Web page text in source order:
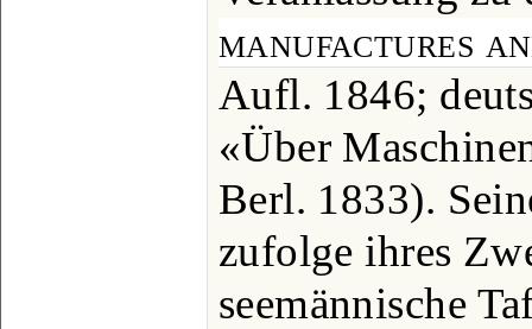
manufactures
Aufl. 1846;
«Über
Berl. 1833).
zufolge ihres
seemännische